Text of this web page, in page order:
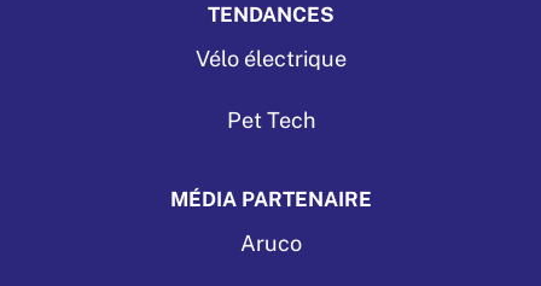
TENDANCES
Vélo électrique
Pet Tech
MÉDIA PARTENAIRE
Aruco